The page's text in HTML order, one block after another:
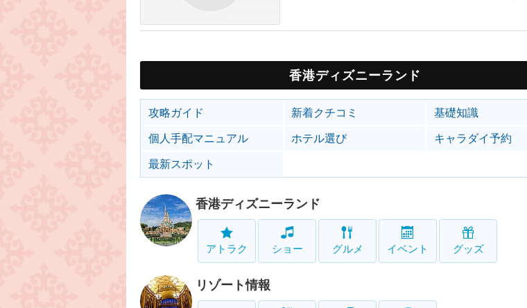
香港ディズニーランド
攻略ガイド 新着クチコミ
基礎知識
個人手配マニュアル
ホテル選び
キャラダイ予約
最新スポット
香港ディズニーランド
アトラク ショー グルメ イベント グッズ
リゾート情報